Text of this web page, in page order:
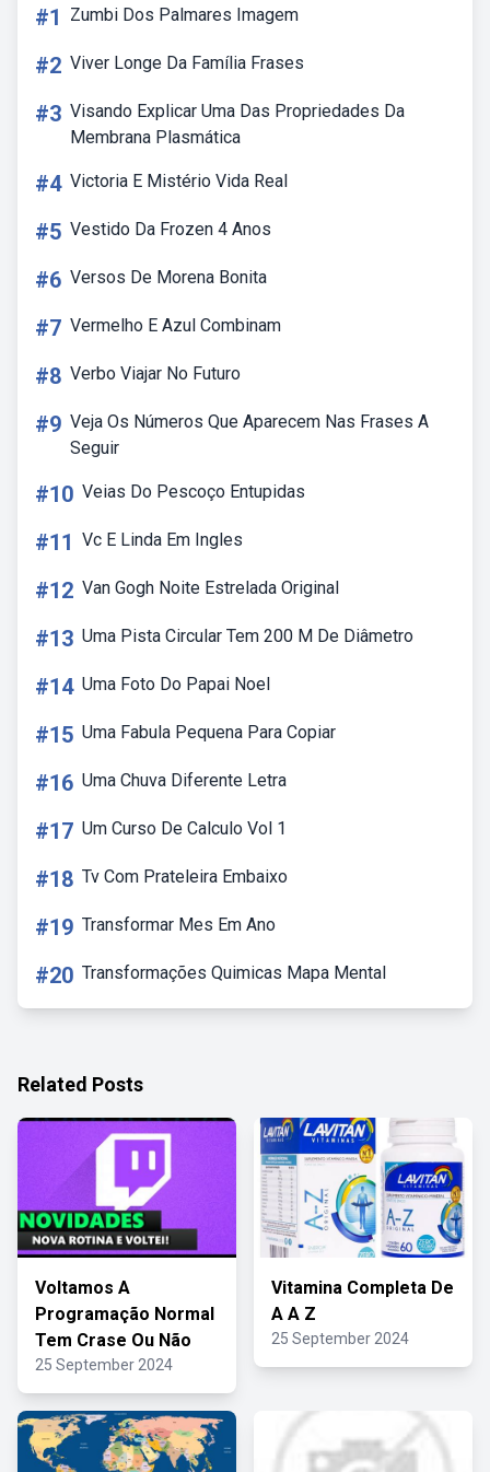
#1 Zumbi Dos Palmares Imagem
#2 Viver Longe Da Família Frases
#3 Visando Explicar Uma Das Propriedades Da
Membrana Plasmática
#4 Victoria E Mistério Vida Real
#5 Vestido Da Frozen 4 Anos
#6 Versos De Morena Bonita
#7 Vermelho E Azul Combinam
#8 Verbo Viajar No Futuro
#9 Veja Os Números Que Aparecem Nas Frases A
Seguir
#10 Veias Do Pescoço Entupidas
#11 Vc E Linda Em Ingles
#12 Van Gogh Noite Estrelada Original
#13 Uma Pista Circular Tem 200 M De Diâmetro
#14 Uma Foto Do Papai Noel
#15 Uma Fabula Pequena Para Copiar
#16 Uma Chuva Diferente Letra
#17 Um Curso De Calculo Vol 1
#18 Tv Com Prateleira Embaixo
#19 Transformar Mes Em Ano
#20 Transformações Quimicas Mapa Mental
Related Posts
Voltamos A
Programação Normal
Tem Crase Ou Não
25 September 2024
Vitamina Completa De
A A Z
25 September 2024